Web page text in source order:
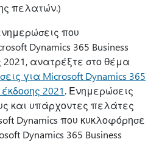
πελατών.)
που
Dynamics 365 Business
2021, ανατρέξτε στο θέμα
για Microsoft Dynamics 365
2021. Ενημερώσεις
και υπάρχοντες πελάτες
Dynamics που κυκλοφόρησε
Dynamics 365 Business